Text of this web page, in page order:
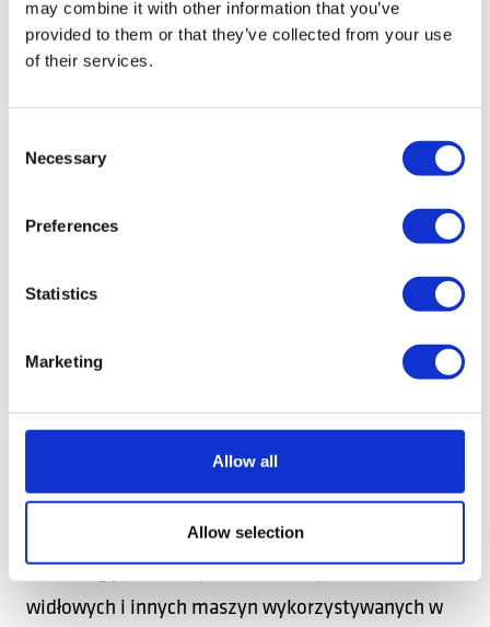
may combine it with other information that you’ve
provided to them or that they’ve collected from your use
of their services.
Selection
Necessary
Preferences
Statistics
Marketing
Allow all
Allow selection
wielu innych. Wszystkie te zadania mają wspólny
cel: zadbać, by produkty dotarły do odbiorcy we
Będziesz odpowiedzialny za organizowanie półek,
produktami, organizowanie towaru i pakowanie
SZKOLENIA DO PRACY W
LOGISTYCE
Jako że logistyka jest branżą wymagającą
interakcji z ludźmi, większość zadań wymaga
praktycznej znajomości języka angielskiego.
Innym ważnym wymogiem są odrębne zezwolenia
na obsługę wózków podnośnikowych, wózków
widłowych i innych maszyn wykorzystywanych w